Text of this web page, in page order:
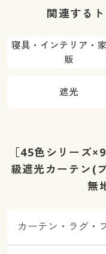
関連する
寝具・インテリア・
販
遮光
［45色シリーズ
級遮光カーテン(
無
カーテン・ラグ・